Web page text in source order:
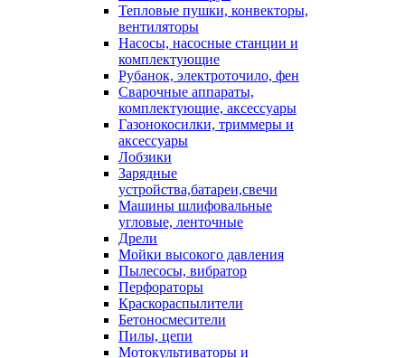
Тепловые пушки, конвекторы,
вентиляторы
Насосы, насосные станции и
комплектующие
Рубанок, электроточило, фен
Сварочные аппараты,
комплектующие, аксессуары
Газонокосилки, триммеры и
аксессуары
Лобзики
Зарядные
устройства,батареи,свечи
Машины шлифовальные
угловые, ленточные
Дрели
Мойки высокого давления
Пылесосы, вибратор
Перфораторы
Краскораспылители
Бетоносмесители
Пилы, цепи
Мотокультиваторы и